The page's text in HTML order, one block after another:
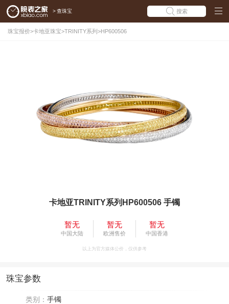
> 查珠宝 搜索
珠宝报价>卡地亚珠宝>TRINITY系列 >HP600506
卡地亚TRINITY系列HP600506 手镯
暂无
中国大陆
暂无
欧洲售价
暂无
中国香港
以上为官方媒体公价，仅供参考
珠宝参数
类别： 手镯